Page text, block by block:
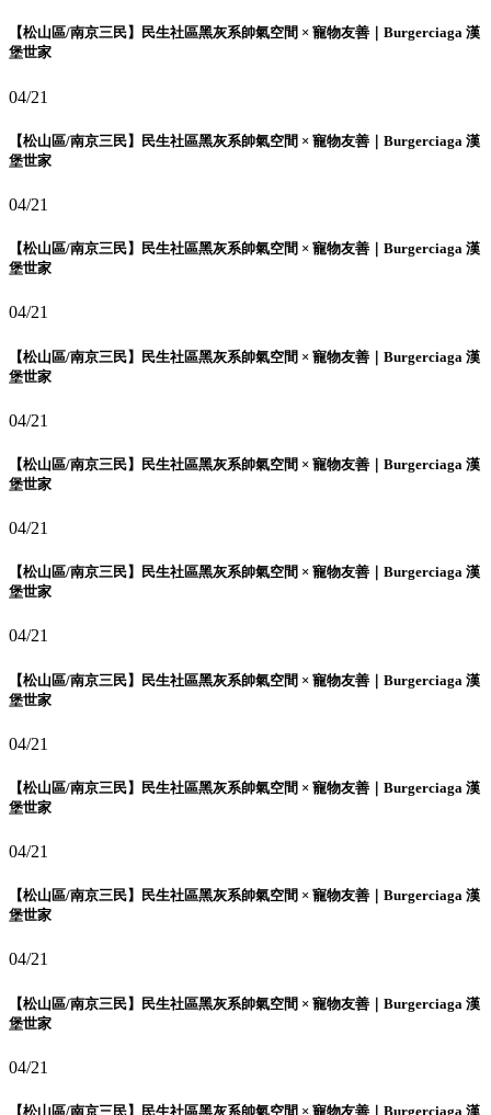
【松山區/南京三民】民生社區黑灰系帥氣空間 × 寵物友善｜Burgerciaga 漢
堡世家
04/21
【松山區/南京三民】民生社區黑灰系帥氣空間 × 寵物友善｜Burgerciaga 漢
堡世家
04/21
【松山區/南京三民】民生社區黑灰系帥氣空間 × 寵物友善｜Burgerciaga 漢
堡世家
04/21
【松山區/南京三民】民生社區黑灰系帥氣空間 × 寵物友善｜Burgerciaga 漢
堡世家
04/21
【松山區/南京三民】民生社區黑灰系帥氣空間 × 寵物友善｜Burgerciaga 漢
堡世家
04/21
【松山區/南京三民】民生社區黑灰系帥氣空間 × 寵物友善｜Burgerciaga 漢
堡世家
04/21
【松山區/南京三民】民生社區黑灰系帥氣空間 × 寵物友善｜Burgerciaga 漢
堡世家
04/21
【松山區/南京三民】民生社區黑灰系帥氣空間 × 寵物友善｜Burgerciaga 漢
堡世家
04/21
【松山區/南京三民】民生社區黑灰系帥氣空間 × 寵物友善｜Burgerciaga 漢
堡世家
04/21
【松山區/南京三民】民生社區黑灰系帥氣空間 × 寵物友善｜Burgerciaga 漢
堡世家
04/21
【松山區/南京三民】民生社區黑灰系帥氣空間 × 寵物友善｜Burgerciaga 漢